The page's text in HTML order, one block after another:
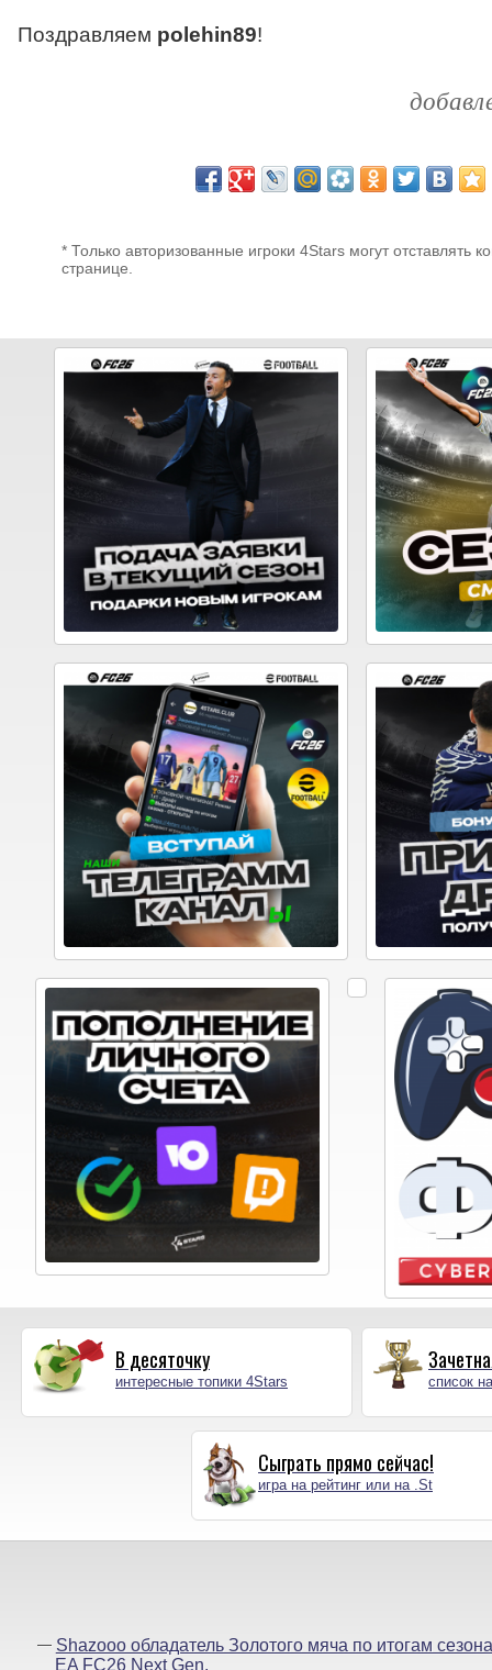
Поздравляем polehin89!
* Только авторизованные игроки 4Stars могут отставлять
странице.
В десяточку
интересные топики 4Stars список
Сыграть прямо сейчас!
игра на рейтинг или на .St
Shazooo обладатель Золотого мяча по итогам
EA FC26 Next Gen.